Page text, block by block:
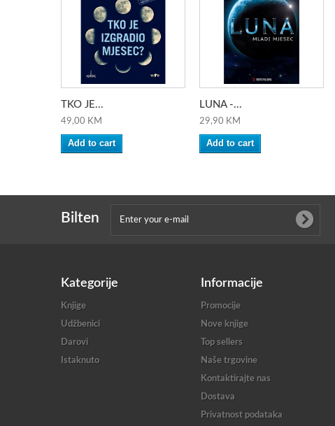
TKO JE...
49,00 KM
Add to cart
LUNA -...
29,90 KM
Add to cart
Bilten
Kategorije
Knjige
Udžbenici
Darovi
Istaknuto
Informacije
Promocije
Nove knjige
Top sellers
Naše trgovine
Kontaktirajte nas
Dostava
Privatnost podataka